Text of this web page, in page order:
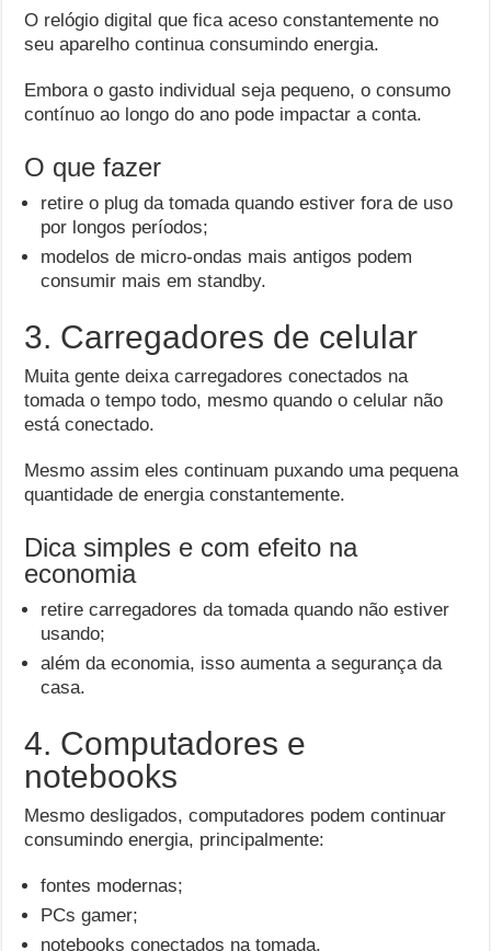
O relógio digital que fica aceso constantemente no
seu aparelho continua consumindo energia.
Embora o gasto individual seja pequeno, o consumo
contínuo ao longo do ano pode impactar a conta.
O que fazer
retire o plug da tomada quando estiver fora de uso
por longos períodos;
modelos de micro-ondas mais antigos podem
consumir mais em standby.
3. Carregadores de celular
Muita gente deixa carregadores conectados na
tomada o tempo todo, mesmo quando o celular não
está conectado.
Mesmo assim eles continuam puxando uma pequena
quantidade de energia constantemente.
Dica simples e com efeito na
economia
retire carregadores da tomada quando não estiver
usando;
além da economia, isso aumenta a segurança da
casa.
4. Computadores e
notebooks
Mesmo desligados, computadores podem continuar
consumindo energia, principalmente:
fontes modernas;
PCs gamer;
notebooks conectados na tomada.